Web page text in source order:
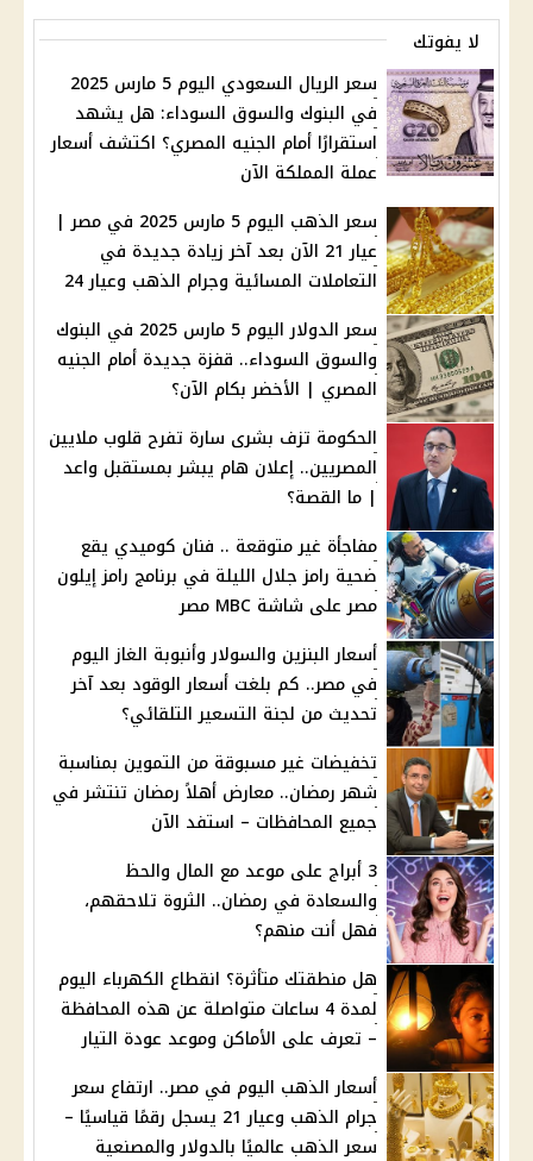
لا يفوتك
سعر الريال السعودي اليوم 5 مارس 2025
في البنوك والسوق السوداء: هل يشهد
استقرارًا أمام الجنيه المصري؟ اكتشف أسعار
عملة المملكة الآن
سعر الذهب اليوم 5 مارس 2025 في مصر |
عيار 21 الآن بعد آخر زيادة جديدة في
التعاملات المسائية وجرام الذهب وعيار 24
سعر الدولار اليوم 5 مارس 2025 في البنوك
والسوق السوداء.. قفزة جديدة أمام الجنيه
المصري | الأخضر بكام الآن؟
الحكومة تزف بشرى سارة تفرح قلوب ملايين
المصريين.. إعلان هام يبشر بمستقبل واعد
| ما القصة؟
مفاجأة غير متوقعة .. فنان كوميدي يقع
ضحية رامز جلال الليلة في برنامج رامز إيلون
مصر على شاشة MBC مصر
أسعار البنزين والسولار وأنبوبة الغاز اليوم
في مصر.. كم بلغت أسعار الوقود بعد آخر
تحديث من لجنة التسعير التلقائي؟
تخفيضات غير مسبوقة من التموين بمناسبة
شهر رمضان.. معارض أهلاً رمضان تنتشر في
جميع المحافظات – استفد الآن
3 أبراج على موعد مع المال والحظ
والسعادة في رمضان.. الثروة تلاحقهم،
فهل أنت منهم؟
هل منطقتك متأثرة؟ انقطاع الكهرباء اليوم
لمدة 4 ساعات متواصلة عن هذه المحافظة
– تعرف على الأماكن وموعد عودة التيار
أسعار الذهب اليوم في مصر.. ارتفاع سعر
جرام الذهب وعيار 21 يسجل رقمًا قياسيًا –
سعر الذهب عالميًا بالدولار والمصنعية